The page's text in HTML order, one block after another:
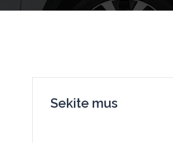
Sekite mus